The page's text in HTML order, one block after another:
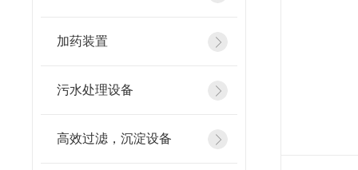
加药装置
污水处理设备
高效过滤，沉淀设备